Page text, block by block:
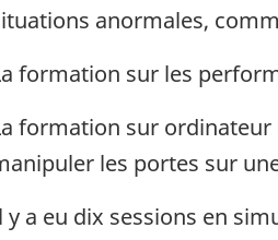
anormales,
formation sur les
formation sur
les portes sur
y a eu dix sessions en